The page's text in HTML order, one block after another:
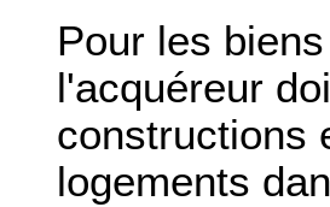
Pour les
l'acquéreur
constructions
logements